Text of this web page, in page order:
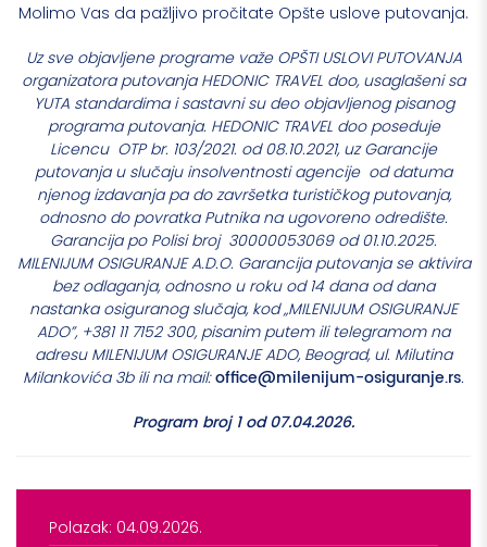
Molimo Vas da pažljivo pročitate Opšte uslove putovanja.
Uz sve objavljene programe važe OPŠTI USLOVI PUTOVANJA
organizatora putovanja HEDONIC TRAVEL doo, usaglašeni sa
YUTA standardima i sastavni su deo objavljenog pisanog
programa putovanja. HEDONIC TRAVEL doo poseduje
Licencu OTP br. 103/2021. od 08.10.2021, uz Garancije
putovanja u slučaju insolventnosti agencije od datuma
njenog izdavanja pa do završetka turističkog putovanja,
odnosno do povratka Putnika na ugovoreno odredište.
Garancija po Polisi broj 30000053069 od 01.10.2025.
MILENIJUM OSIGURANJE A.D.O. Garancija putovanja se aktivira
bez odlaganja, odnosno u roku od 14 dana od dana
nastanka osiguranog slučaja, kod „MILENIJUM OSIGURANJE
ADO”, +381 11 7152 300, pisanim putem ili telegramom na
adresu MILENIJUM OSIGURANJE ADO, Beograd, ul. Milutina
Milankovića 3b ili na mail:office@milenijum-osiguranje.rs.
Program broj 1 od 07.04.2026.
Polazak: 04.09.2026.